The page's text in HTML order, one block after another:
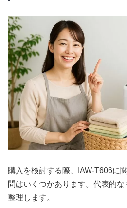
購入を検討する際、IAW-T606に
問はいくつかあります。代表的
整理します。